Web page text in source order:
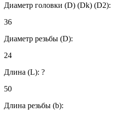
Диаметр головки (D) (Dk) (D2):
36
Диаметр резьбы (D):
24
Длина (L): ?
50
Длина резьбы (b):